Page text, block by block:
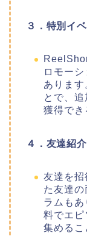
３．特別イ
ロモー
あります
とで、
獲得でき
４．友達紹
友達を招
た友達
ラムも
料でエピ
集めるこ